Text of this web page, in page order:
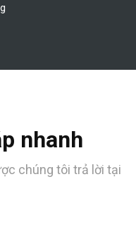
nhanh
chúng tôi trả lời tại